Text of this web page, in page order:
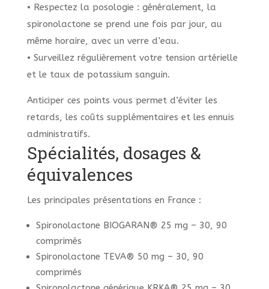
• Respectez la posologie : généralement, la
spironolactone se prend une fois par jour, au
même horaire, avec un verre d’eau.
• Surveillez régulièrement votre tension artérielle
et le taux de potassium sanguin.
Anticiper ces points vous permet d’éviter les
retards, les coûts supplémentaires et les ennuis
administratifs.
Spécialités, dosages &
équivalences
Les principales présentations en France :
Spironolactone BIOGARAN® 25 mg – 30, 90
comprimés
Spironolactone TEVA® 50 mg – 30, 90
comprimés